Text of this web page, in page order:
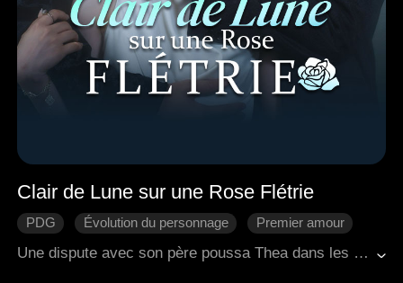
Clair de Lune sur une Rose Flétrie
PDG Évolution du personnage
Premier amour
Une dispute avec son père poussa Thea dans les bras de Danny, son prétendu sauveur, pour finalement découvrir qu'il était pris dans une toile de mensonges avec sa belle-sœur. Anéantie, elle épousa Felix, un patient supposé végétatif, qui en réalité simulait sa maladie par amour secret pour elle depuis des années. Alors que le lien entre Thea et Felix se renforçait, Danny eut une soudaine prise de conscience : il avait toujours été amoureux d'elle. Il découvrit également que la faveur qui lui avait sauvé la vie des années auparavant n'était qu'une invention, mais ces révélations arrivèrent trop tard pour changer le cours des événements.